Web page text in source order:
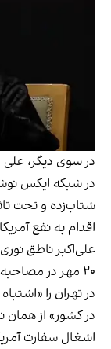
در شبکه ایکس
شتاب‌زده و تحت
اقدام به نفع
علی‌اکبر ناطق
۲۰ مهر در
در تهران را
در کشور» از همان
اشغال سفارت